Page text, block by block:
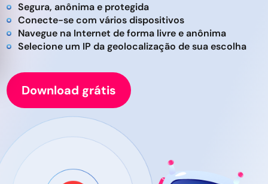
Segura, anônima e protegida
Conecte-se com vários dispositivos
Navegue na Internet de forma livre e anônima
Selecione um IP da geolocalização de sua escolha
Download grátis